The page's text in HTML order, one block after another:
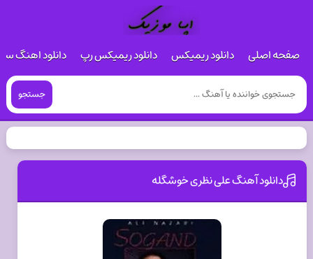
صفحه اصلی دانلود ریمیکس دانلود ریمیکس رپ دانلود اهنگ
جستجو
دانلود آهنگ علی نظری خوشگله